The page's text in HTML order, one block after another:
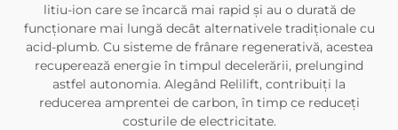
litiu-ion care se încarcă mai rapid și au o durată de
funcționare mai lungă decât alternativele tradiționale cu
acid-plumb. Cu sisteme de frânare regenerativă, acestea
recuperează energie în timpul decelerării, prelungind
astfel autonomia. Alegând Relilift, contribuiți la
reducerea amprentei de carbon, în timp ce reduceți
costurile de electricitate.